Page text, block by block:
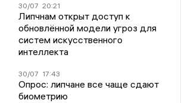
30/07 20:21
Липчнам открыт доступ к
обновлённой модели угроз для
систем искусственного
интеллекта
30/07 17:43
Опрос: липчане все чаще сдают
биометрию